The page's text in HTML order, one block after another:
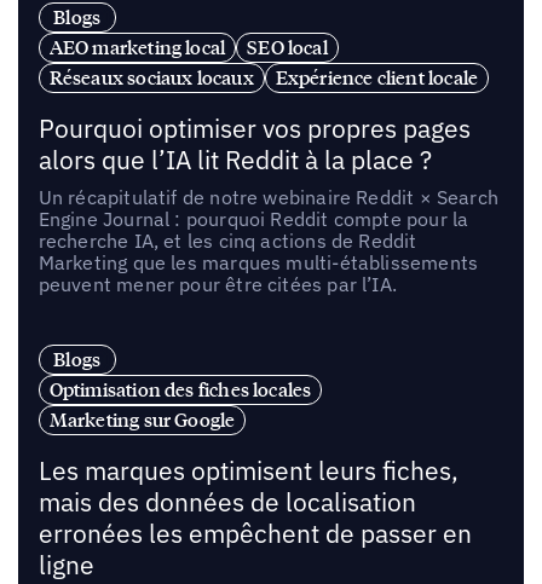
Blogs
AEO marketing local
SEO local
Réseaux sociaux locaux
Expérience client locale
Pourquoi optimiser vos propres pages
alors que l’IA lit Reddit à la place ?
Un récapitulatif de notre webinaire Reddit × Search
Engine Journal : pourquoi Reddit compte pour la
recherche IA, et les cinq actions de Reddit
Marketing que les marques multi-établissements
peuvent mener pour être citées par l’IA.
Blogs
Optimisation des fiches locales
Marketing sur Google
Les marques optimisent leurs fiches,
mais des données de localisation
erronées les empêchent de passer en
ligne